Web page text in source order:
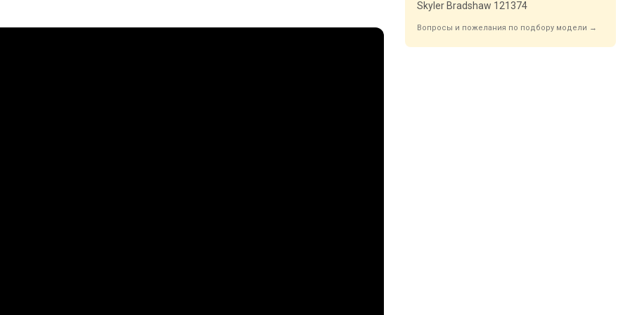
Skyler Bradshaw 121374
Вопросы и пожелания по подбору модели →